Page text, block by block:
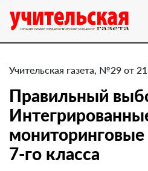
Учительская газета, №29 от
Правильный
мониторинговые
7-го класса